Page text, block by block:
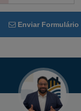
Enviar Formulário